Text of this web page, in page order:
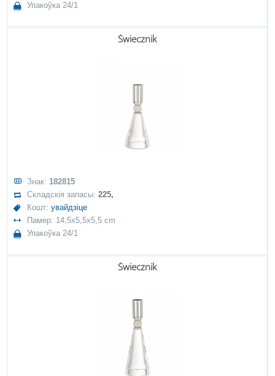
Упакоўка 24/1
Świecznik
Знак: 182815
Складскія запасы:225,
Кошт:увайдзіце
Памер: 14,5x5,5x5,5 cm
Упакоўка 24/1
Świecznik